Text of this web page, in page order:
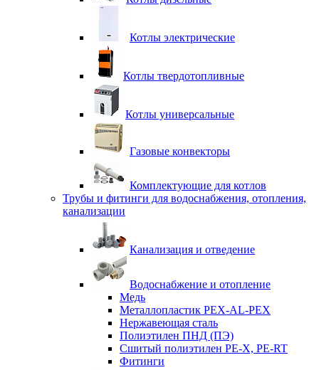
Котлы электрические
Котлы твердотопливные
Котлы универсальные
Газовые конвекторы
Комплектующие для котлов
Трубы и фитинги для водоснабжения, отопления,
канализации
Канализация и отведение
Водоснабжение и отопление
Медь
Металлопластик PEX-AL-PEX
Нержавеющая сталь
Полиэтилен ПНД (ПЭ)
Сшитый полиэтилен PE-X, PE-RT
Фитинги